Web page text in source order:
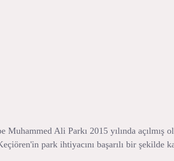
Muhammed Ali Parkı 2015 yılında
park ihtiyacını başarılı bir şekilde